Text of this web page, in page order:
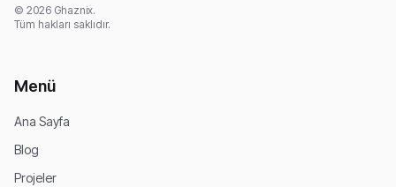
© 2026 Ghaznix.
Tüm hakları saklıdır.
Menü
Ana Sayfa
Blog
Projeler